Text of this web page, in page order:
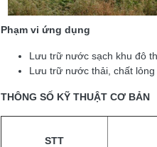
Phạm vi ứng dụng
Lưu trữ nước sạch khu đô
Lưu trữ nước thải, chất
THÔNG SỐ KỸ THUẬT CƠ BẢN
STT